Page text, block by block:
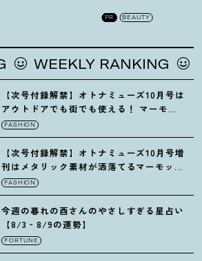
PR BEAUTY
WEEKLY RANKING
【次号付録解禁】オトナミューズ10月号は
アウトドアでも街でも使える ！ マーモッ
トの黒ショルダー
FASHION
【次号付録解禁】オトナミューズ10月号増
刊はメタリック素材が洒落てるマーモット
の保冷バッグ
FASHION
今週の暮れの酉さんのやさしすぎる星占い
【8/3‐8/9の運勢】
FORTUNE